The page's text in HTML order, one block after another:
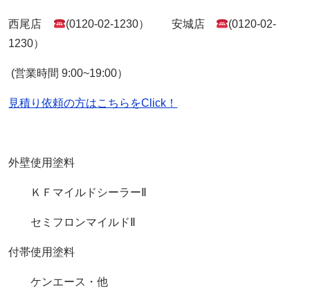
西尾店 (0120-02-1230） 安城店
(0120-02-
1230）
(営業時間 9:00~19:00）
見積り依頼の方はこちらをClick！
外壁使用塗料
ＫＦマイルドシーラーⅡ
セミフロンマイルドⅡ
付帯使用塗料
ケンエース・他